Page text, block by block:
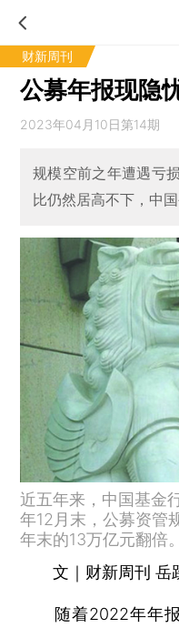
财新周刊
公募年报现隐
2023年04月10日第14期
规模空前之年遭遇亏
比仍然居高不下，中
近五年来，中国基金
年12月末，公募资管
年末的13万亿元翻倍
文｜财新周刊 岳
随着2022年年报